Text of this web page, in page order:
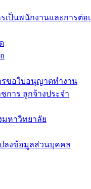
เป็นพนักงานและการต่อ
รขอใบอนุญาตทำงาน
การ ลูกจ้างประจำ
หาวิทยาลัย
ลงข้อมูลส่วนบุคคล